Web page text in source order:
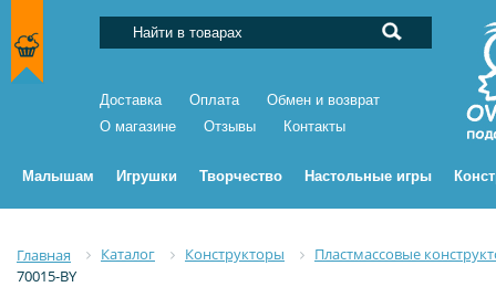
Доставка Оплата
Обмен и возврат
О магазине
Отзывы Контакты
Малышам Игрушки Творчество Настольные игры
Главная Каталог Конструкторы
Пластмассовые
70015-BY